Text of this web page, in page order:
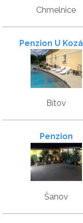
Chmelnice
Penzion U
Bítov
Penzion
Šanov